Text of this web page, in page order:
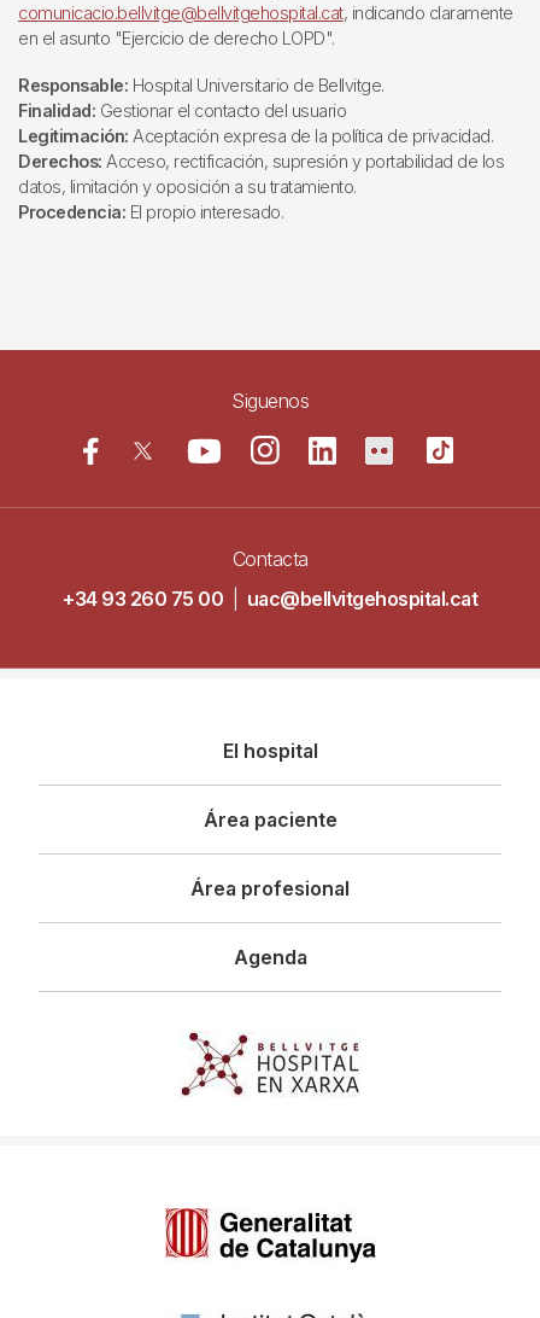
comunicacio.bellvitge@bellvitgehospital.cat, indicando claramente
en el asunto "Ejercicio de derecho LOPD".
Responsable: Hospital Universitario de Bellvitge.
Finalidad: Gestionar el contacto del usuario
Legitimación: Aceptación expresa de la política de privacidad.
Derechos: Acceso, rectificación, supresión y portabilidad de los
datos, limitación y oposición a su tratamiento.
Procedencia: El propio interesado.
Siguenos
Contacta
+34 93 260 75 00
uac@bellvitgehospital.cat
principal
El hospital
Área paciente
Área profesional
Agenda